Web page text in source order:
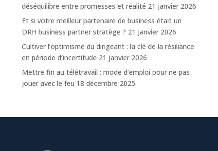
déséquilibre entre promesses et réalité 21 janvier 2026
Et si votre meilleur partenaire de business était un
DRH business partner stratège ? 21 janvier 2026
Cultiver l’optimisme du dirigeant : la clé de la résiliance
en période d’incertitude 21 janvier 2026
Mettre fin au télétravail : mode d’emploi pour ne pas
jouer avec le feu 18 décembre 2025